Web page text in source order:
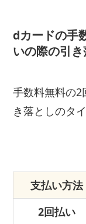
dカードの手
いの際の引
手数料無料の2
き落としのタ
支払い方法
2回払い